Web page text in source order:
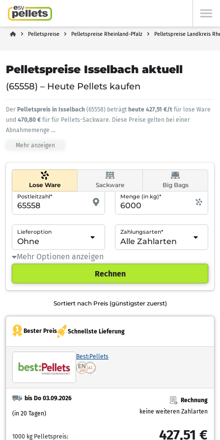
Pelletspreise Pelletspreise Rheinland-Pfalz Pelletspreise Landkreis
Pelletspreise Isselbach aktuell
(65558) – Heute Pellets kaufen
Der Pelletspreis in Isselbach (65558) beträgt heute 427,51 €/t für lose Ware
und 470,80 € für für Pellets-Sackware. Diese Preise gelten bei einer
Abnahmemenge ...
Mehr anzeigen
Lose Ware Sackware Big Bags
Postleitzahl* Menge (in kg)*
Lieferoption Zahlungsarten*
Mehr Optionen anzeigen
Rechnen
Sortiert nach Preis (günstigster zuerst)
Bester Preis Schnellste Lieferung
Best:Pellets
bis Do 03.09.2026
(in 20 Tagen)
Rechnung
keine weiteren Zahlarten
1000 kg Pelletspreis: 427,51 €